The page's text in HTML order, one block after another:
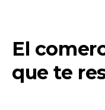
El
que te